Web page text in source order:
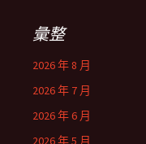
彙整
2026 年 8 月
2026 年 7 月
2026 年 6 月
2026 年 5 月